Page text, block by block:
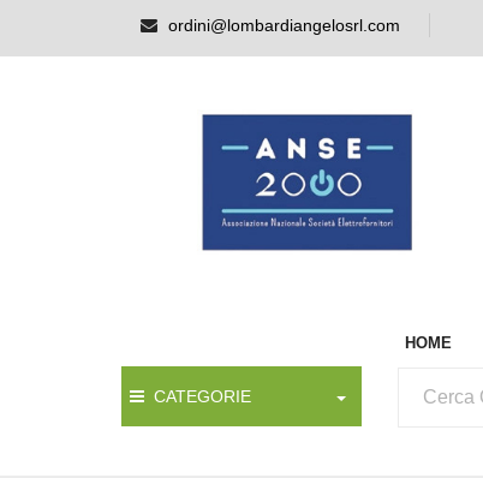
ordini@lombardiangelosrl.com
HOME
CATEGORIE